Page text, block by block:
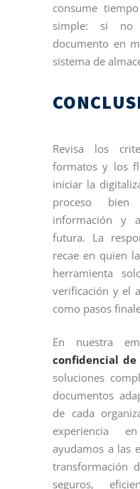
consume
simple: si no
documento en
sistema de
Revisa los
formatos y los
iniciar la
proceso
información y
futura. La
recae en quien
herramienta
verificación y el
como pasos
En nuestra
confidencial de
soluciones
documentos
de cada
experiencia
ayudamos a las
transformación
seguros,